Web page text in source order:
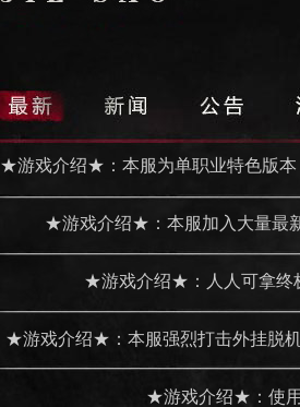
★游戏介绍★：本服为单职业特色版本
★游戏介绍★：本服加入大量最
★游戏介绍★：人人可拿终
★游戏介绍★：本服强烈打击外挂脱
★游戏介绍★：使用